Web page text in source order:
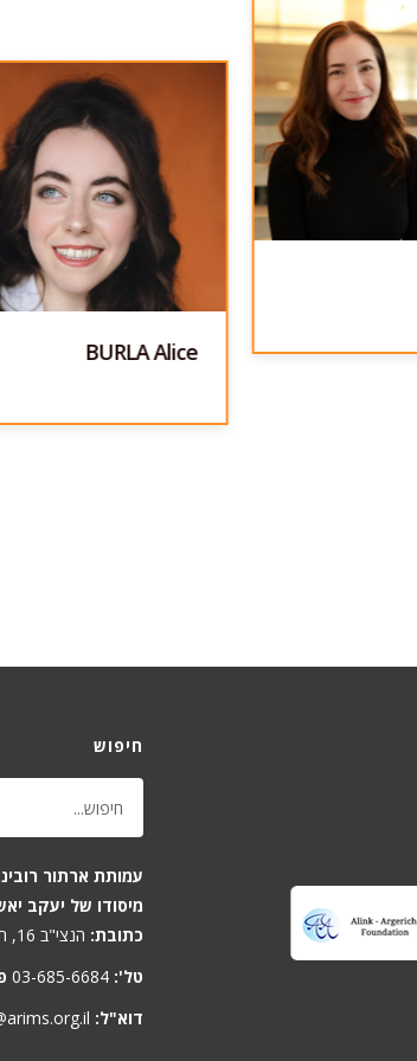
BURLA Alice
חיפוש
עמותת ארתור
מיסודו של יעקב
כתובת: הנצי"ב 16, תל-אביב 6701806, ישראל
טל': 03-685-6684
דוא"ל: